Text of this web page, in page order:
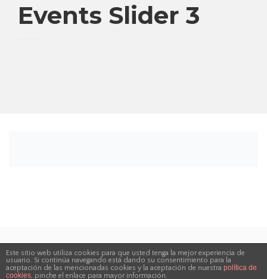
Events Slider 3
Copyright ©2019Bearsthemes. All Rights Reserved
Este sitio web utiliza cookies para que usted tenga la mejor experiencia de
usuario. Si continúa navegando está dando su consentimiento para la
aceptación de las mencionadas cookies y la aceptación de nuestra política de
cookies, pinche el enlace para mayor información.